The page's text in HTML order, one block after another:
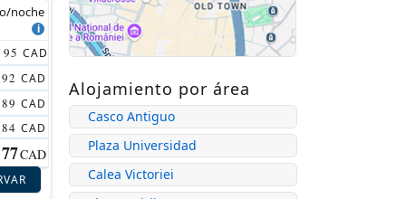
noche
95 CAD
92 CAD
89 CAD
84 CAD
77CAD
Alojamiento por área
Casco Antiguo
Plaza Universidad
Calea Victoriei